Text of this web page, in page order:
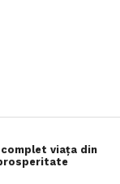
viața din